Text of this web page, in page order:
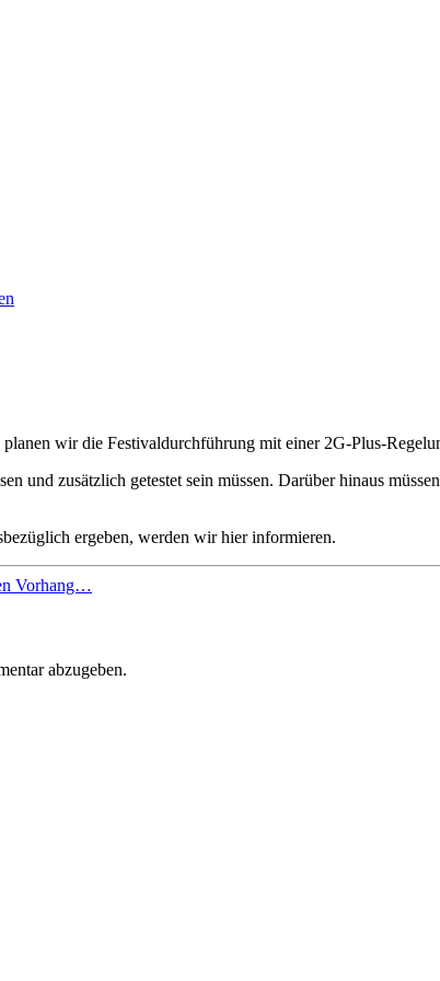
wir die Festivaldurchführung mit einer 2G-Plus-
und zusätzlich getestet sein müssen. Darüber hinaus
ergeben, werden wir hier informieren.
Vorhang…
abzugeben.